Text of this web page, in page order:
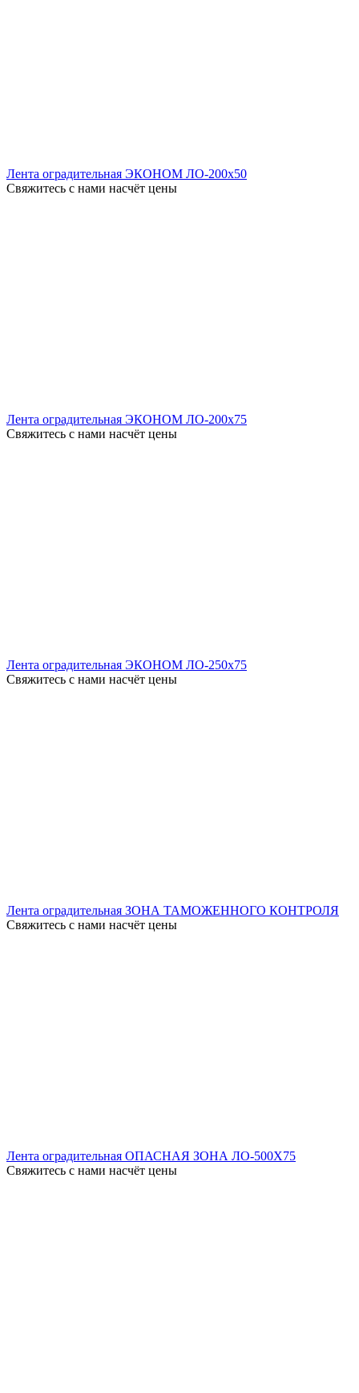
Лента оградительная ЭКОНОМ ЛО-200x50
Свяжитесь с нами насчёт цены
Лента оградительная ЭКОНОМ ЛО-200x75
Свяжитесь с нами насчёт цены
Лента оградительная ЭКОНОМ ЛО-250x75
Свяжитесь с нами насчёт цены
Лента оградительная ЗОНА ТАМОЖЕННОГО КОНТРОЛЯ
Свяжитесь с нами насчёт цены
Лента оградительная ОПАСНАЯ ЗОНА ЛО-500X75
Свяжитесь с нами насчёт цены